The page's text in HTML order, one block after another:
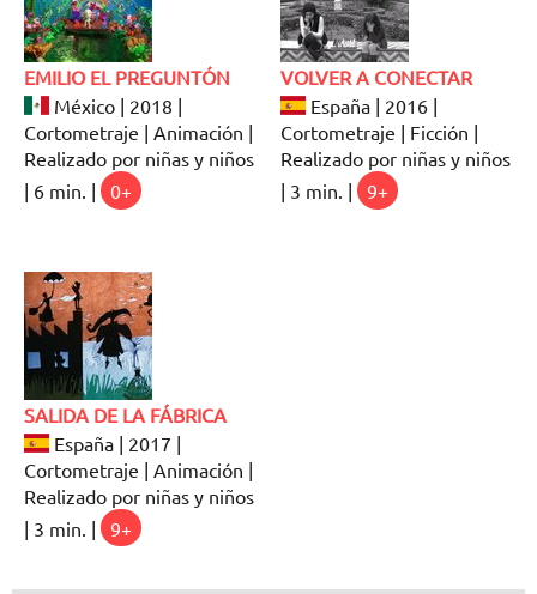
EMILIO EL PREGUNTÓN
México | 2018 |
Cortometraje | Animación |
Realizado por niñas y niños
| 6 min. |
0+
VOLVER A CONECTAR
España | 2016 |
Cortometraje | Ficción |
Realizado por niñas y niños
| 3 min. |
9+
SALIDA DE LA FÁBRICA
España | 2017 |
Cortometraje | Animación |
Realizado por niñas y niños
| 3 min. |
9+